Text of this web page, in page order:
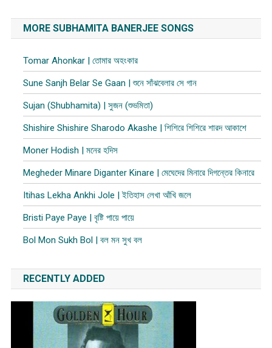
MORE SUBHAMITA BANERJEE SONGS
Tomar Ahonkar | তোমার অহংকার
Sune Sanjh Belar Se Gaan | শুনে সাঁঝবেলার সে গান
Sujan (Shubhamita) | সুজন (শুভমিতা)
Shishire Shishire Sharodo Akashe | শিশিরে শিশিরে শারদ আকাশে
Moner Hodish | মনের হদিস
Megheder Minare Diganter Kinare | মেঘেদের মিনারে দিগন্তের কিনারে
Itihas Lekha Ankhi Jole | ইতিহাস লেখা আঁখি জলে
Bristi Paye Paye | বৃষ্টি পায়ে পায়ে
Bol Mon Sukh Bol | বল মন সুখ বল
RECENTLY ADDED